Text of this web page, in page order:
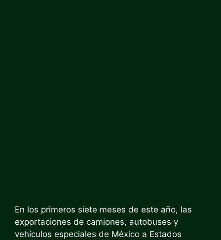
En los primeros siete meses de este año, las
exportaciones de camiones, autobuses y
vehículos especiales de México a Estados